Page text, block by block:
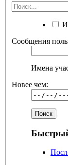
Сообщения
Имена
Новее чем: